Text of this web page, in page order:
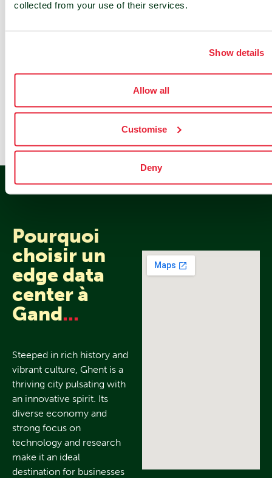
collected from your use of their services.
Show details
Allow all
Customise
Deny
Nos Partenaires
Pourquoi
choisir un
edge data
center à
Gand...
Steeped in rich history and
vibrant culture, Ghent is a
thriving city pulsating with
an innovative spirit. Its
diverse economy and
strong focus on
technology and research
make it an ideal
destination for businesses